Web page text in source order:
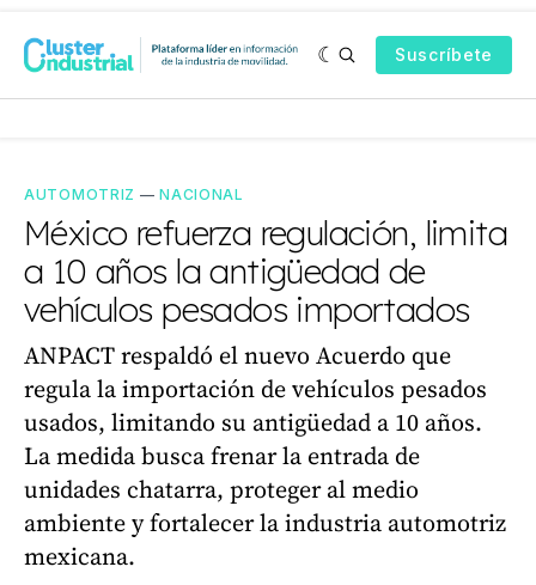
Suscríbete
AUTOMOTRIZ —NACIONAL
México refuerza regulación, limita
a 10 años la antigüedad de
vehículos pesados importados
ANPACT respaldó el nuevo Acuerdo que
regula la importación de vehículos pesados
usados, limitando su antigüedad a 10 años.
La medida busca frenar la entrada de
unidades chatarra, proteger al medio
ambiente y fortalecer la industria automotriz
mexicana.